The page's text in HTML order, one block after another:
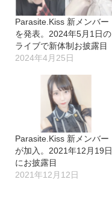
Parasite.Kiss 新メンバー
を発表。2024年5月1日の
ライブで新体制お披露目
2024年4月25日
Parasite.Kiss 新メンバー
が加入。2021年12月19日
にお披露目
2021年12月12日